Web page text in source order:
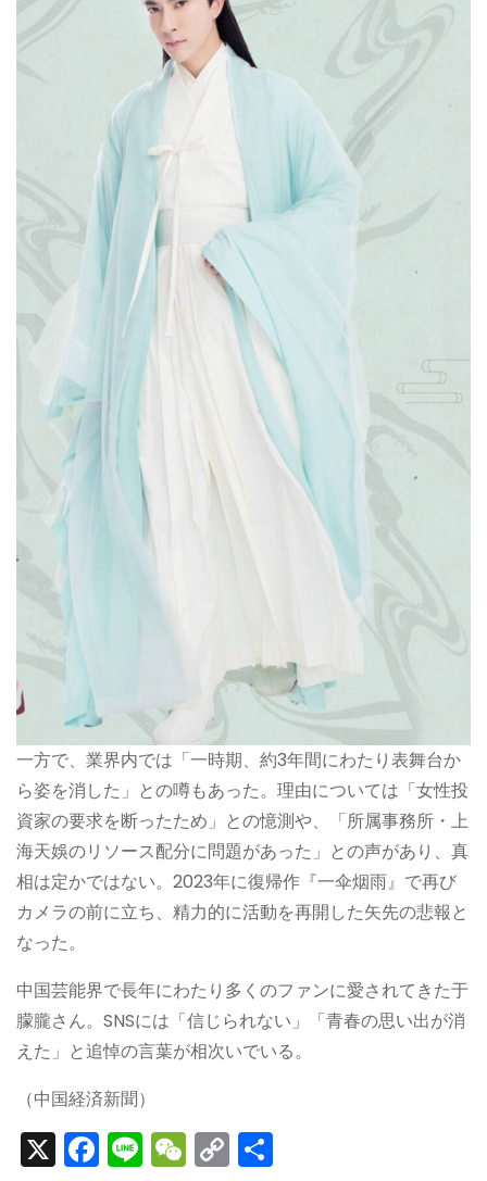
一方で、業界内では「一時期、約3年間にわたり表舞台か
ら姿を消した」との噂もあった。理由については「女性投
資家の要求を断ったため」との憶測や、「所属事務所・上
海天娛のリソース配分に問題があった」との声があり、真
相は定かではない。2023年に復帰作『一伞烟雨』で再び
カメラの前に立ち、精力的に活動を再開した矢先の悲報と
なった。
中国芸能界で長年にわたり多くのファンに愛されてきた于
朦朧さん。SNSには「信じられない」「青春の思い出が消
えた」と追悼の言葉が相次いでいる。
（中国経済新聞）
X F Li W C